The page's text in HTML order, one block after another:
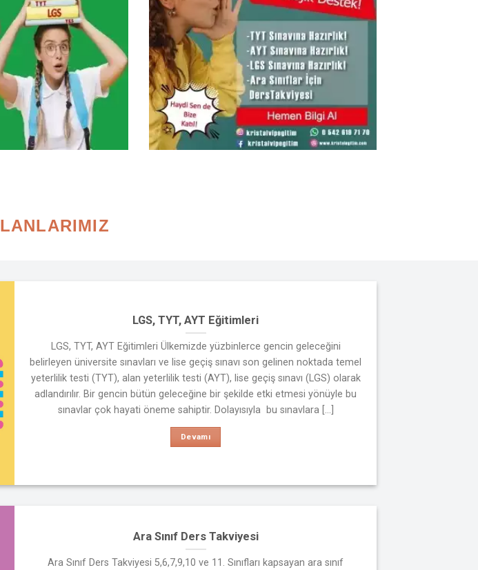
LGS, TYT, AYT Eğitimleri
LGS, TYT, AYT Eğitimleri Ülkemizde yüzbinlerce gencin geleceğini
belirleyen üniversite sınavları ve lise geçiş sınavı son gelinen noktada temel
yeterlilik testi (TYT), alan yeterlilik testi (AYT), lise geçiş sınavı (LGS) olarak
adlandırılır. Bir gencin bütün geleceğine bir şekilde etki etmesi yönüyle bu
sınavlar çok hayati öneme sahiptir. Dolayısıyla bu sınavlara [...]
Devamı
Ara Sınıf Ders Takviyesi
Ara Sınıf Ders Takviyesi 5,6,7,9,10 ve 11. Sınıfları kapsayan ara sınıf